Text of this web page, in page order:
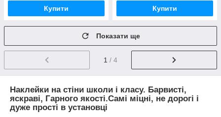
Купити Купити
Показати ще
1 / 4
Наклейки на стіни школи і класу. Барвисті,
яскраві, Гарного якості.Самі міцні, не дорогі і
дуже прості в установці